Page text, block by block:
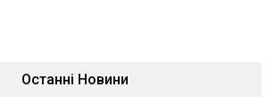
Останні Новини